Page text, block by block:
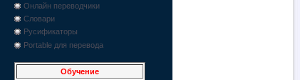
Онлайн переводчики
Словари
Русификаторы
Portable для перевода
Обучение